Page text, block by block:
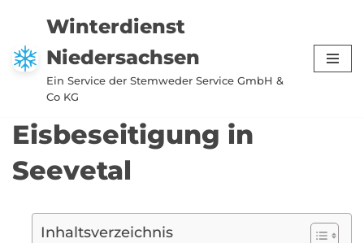
Zum
Inhalt
springen
Winterdienst
Niedersachsen
Ein Service der Stemweder Service GmbH &
Co KG
Eisbeseitigung in
Seevetal
Inhaltsverzeichnis